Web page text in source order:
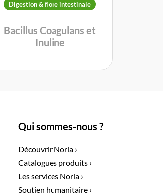
Digestion & flore intestinale
Bacillus Coagulans et
Inuline
Qui sommes-nous ?
Découvrir Noria ›
Catalogues produits ›
Les services Noria ›
Soutien humanitaire ›